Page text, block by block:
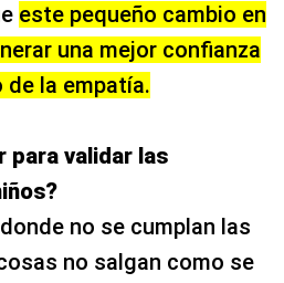
este pequeño cambio en
una mejor confianza
la empatía.
para validar las
no se cumplan las
no salgan como se